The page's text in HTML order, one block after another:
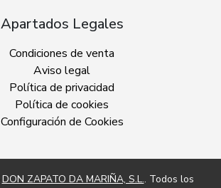
Apartados Legales
Condiciones de venta
Aviso legal
Política de privacidad
Política de cookies
Configuración de Cookies
DON ZAPATO DA MARIÑA, S.L.. Todos los